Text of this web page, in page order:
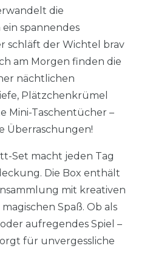
die
spannendes
schläft der Wichtel brav
am Morgen finden die
nächtlichen
Plätzchenkrümel
Mini-Taschentücher –
Überraschungen!
Set macht jeden Tag
Die Box enthält
mit kreativen
Spaß. Ob als
aufregendes Spiel –
für unvergessliche